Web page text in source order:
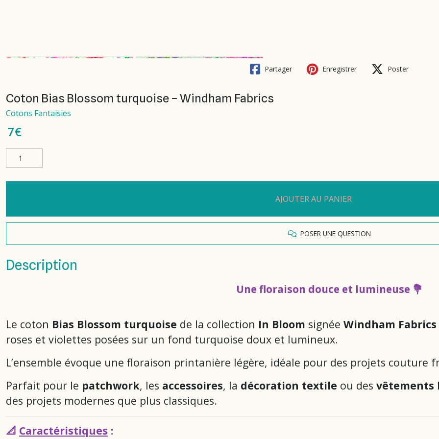
Partager Enregistrer Poster
Coton Bias Blossom turquoise – Windham Fabrics
Cotons Fantaisies
7€
AJOUTER AU PANIER
POSER UNE QUESTION
Description
Une floraison douce et lumineuse 💐
Le coton Bias Blossom turquoise de la collection In Bloom signée Windham Fabrics
roses et violettes posées sur un fond turquoise doux et lumineux.
L’ensemble évoque une floraison printanière légère, idéale pour des projets couture
Parfait pour le patchwork, les accessoires, la décoration textile ou des vêtements
des projets modernes que plus classiques.
📐 Caractéristiques :